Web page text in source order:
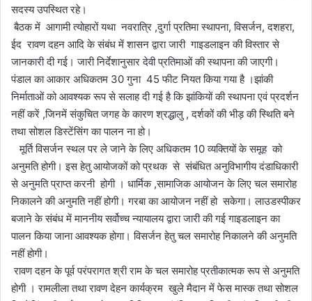
सदस्य उपस्थित रहे।
बैठक में आगामी त्योहारों यथा नवरात्रि ,दुर्गा प्रतिमा स्थापना, विसर्जन, दशहरा,
ईद रावण दहन आदि के संबंध में शासन द्वारा जारी गाइडलाइन की विस्तार से
जानकारी दी गई। जारी निर्देशानुसार देवी प्रतिमाओं की स्थापना की जाएगी।
पंडाल का आकार अधिकतम 30 गुना 45 फीट नियत किया गया है ।झांकी
निर्माताओं को आवश्यक रूप से सलाह दी गई है कि झांकियों की स्थापना एवं प्रदर्शन
नहीं करें ,जिनमें संकुचित जगह के कारण श्रद्धालु , दर्शकों की भीड़ की स्थिति बने
तथा सोशल डिस्टेंसिंग का पालन ना हो।
मूर्ति विसर्जन स्थल पर ले जाने के लिए अधिकतम 10 व्यक्तियों के समूह को
अनुमति होगी। इस हेतु आयोजकों को प्रथक से संबंधित अनुविभागीय दंडाधिकारी
से अनुमति प्राप्त करनी होगी । धार्मिक ,सामाजिक आयोजन के लिए चल समारोह
निकालने की अनुमति नहीं होगी। गरबा का आयोजन नहीं हो सकेगा। लाउडस्पीकर
बजाने के संबंध में माननीय सर्वोच्च न्यायालय द्वारा जारी की गई गाइडलाइन का
पालन किया जाना आवश्यक होगा। विसर्जन हेतु चल समारोह निकालने की अनुमति
नहीं होगी।
रावण दहन के पूर्व परंपरागत श्री राम के चल समारोह प्रतीकात्मक रूप से अनुमति
होगी । रामलीला तथा रावण देहन कार्यक्रम खुले मैदान में फेस मास्क तथा सोशल